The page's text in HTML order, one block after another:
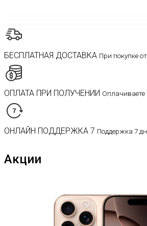
БЕСПЛАТНАЯ ДОСТАВКА При покупке
ОПЛАТА ПРИ ПОЛУЧЕНИИ Оплачиваете
ОНЛАЙН ПОДДЕРЖКА 7 Поддержка 7
Акции